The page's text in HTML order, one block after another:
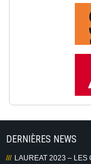
DERNIÈRES NEWS
LAUREAT 2023 – LES